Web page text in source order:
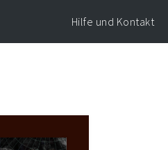
Hilfe und Kontakt